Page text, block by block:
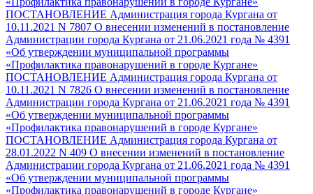
ПОСТАНОВЛЕНИЕ Администрация города Кургана от
10.11.2021 N 7807 О внесении изменений в постановление
Администрации города Кургана от 21.06.2021 года № 4391
«Об утверждении муниципальной программы
«Профилактика правонарушений в городе Кургане»
ПОСТАНОВЛЕНИЕ Администрация города Кургана от
10.11.2021 N 7826 О внесении изменений в постановление
Администрации города Кургана от 21.06.2021 года № 4391
«Об утверждении муниципальной программы
«Профилактика правонарушений в городе Кургане»
ПОСТАНОВЛЕНИЕ Администрация города Кургана от
28.01.2022 N 409 О внесении изменений в постановление
Администрации города Кургана от 21.06.2021 года № 4391
«Об утверждении муниципальной программы
«Профилактика правонарушений в городе Кургане»